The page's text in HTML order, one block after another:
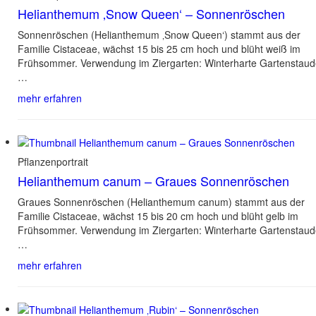
Helianthemum ‚Snow Queen‘ – Sonnenröschen
Sonnenröschen (Helianthemum ‚Snow Queen‘) stammt aus der
Familie Cistaceae, wächst 15 bis 25 cm hoch und blüht weiß im
Frühsommer. Verwendung im Ziergarten: Winterharte
…
mehr erfahren
Pflanzenportrait
Helianthemum canum – Graues Sonnenröschen
Graues Sonnenröschen (Helianthemum canum) stammt aus der
Familie Cistaceae, wächst 15 bis 20 cm hoch und blüht gelb im
Frühsommer. Verwendung im Ziergarten: Winterharte
…
mehr erfahren